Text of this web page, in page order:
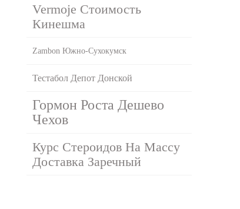
Vermoje Стоимость
Кинешма
Zambon Южно-Сухокумск
Тестабол Депот Донской
Гормон Роста Дешево
Чехов
Курс Стероидов На Массу
Доставка Заречный